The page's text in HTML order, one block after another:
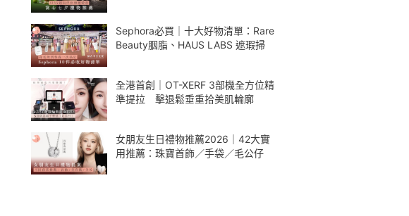
Sephora必買｜十大好物清單：Rare
Beauty胭脂、HAUS LABS 遮瑕掃
全港首創｜OT-XERF 3部機全方位精
準提拉 擊退鬆垂重拾美肌輪廓
女朋友生日禮物推薦2026｜42大實
用推薦：珠寶首飾／手袋／毛公仔